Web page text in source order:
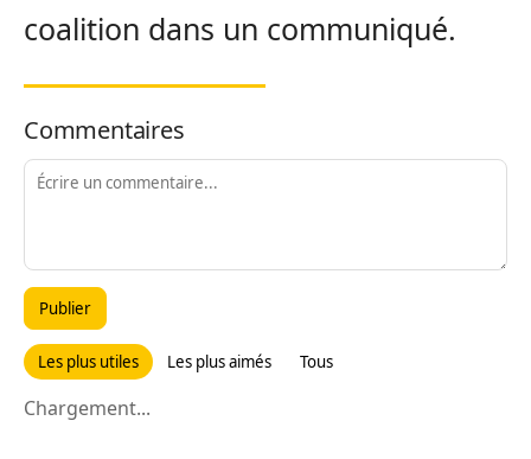
coalition dans un communiqué.
Commentaires
Publier
Les plus utiles Les plus aimés Tous
Chargement...